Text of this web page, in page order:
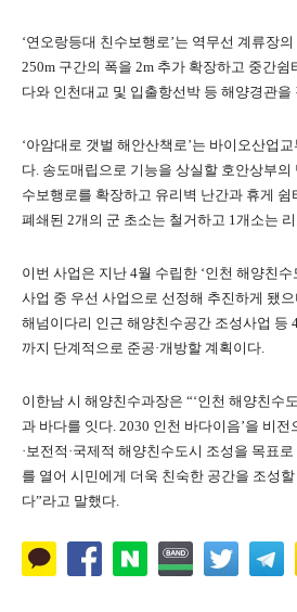
‘연오랑등대 친수보행로’는 역무선 계류장
250m 구간의 폭을 2m 추가 확장하고 중간
다와 인천대교 및 입출항선박 등 해양경관을
‘아암대로 갯벌 해안산책로’는 바이오산업
다. 송도매립으로 기능을 상실할 호안상부의
수보행로를 확장하고 유리벽 난간과 휴게 쉼
폐쇄된 2개의 군 초소는 철거하고 1개소는
이번 사업은 지난 4월 수립한 ‘인천 해양친
사업 중 우선 사업으로 선정해 추진하게 됐
해넘이다리 인근 해양친수공간 조성사업 등
까지 단계적으로 준공·개방할 계획이다.
이한남 시 해양친수과장은 “‘인천 해양친수
과 바다를 잇다. 2030 인천 바다이음’을 비전
·보전적·국제적 해양친수도시 조성을 목표
를 열어 시민에게 더욱 친숙한 공간을 조성
다”라고 말했다.